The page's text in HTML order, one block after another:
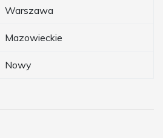
Warszawa
Mazowieckie
Nowy